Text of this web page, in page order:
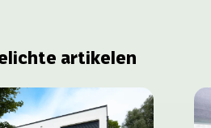
artikelen